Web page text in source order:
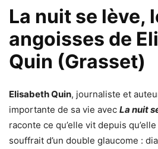
La nuit se lève,
angoisses de
Quin (Grasset)
Elisabeth Quin, journaliste et
importante de sa vie avec La nuit
raconte ce qu’elle vit depuis
souffrait d’un double glaucome :